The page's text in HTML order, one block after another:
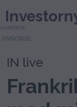
ANNONSE
IN live